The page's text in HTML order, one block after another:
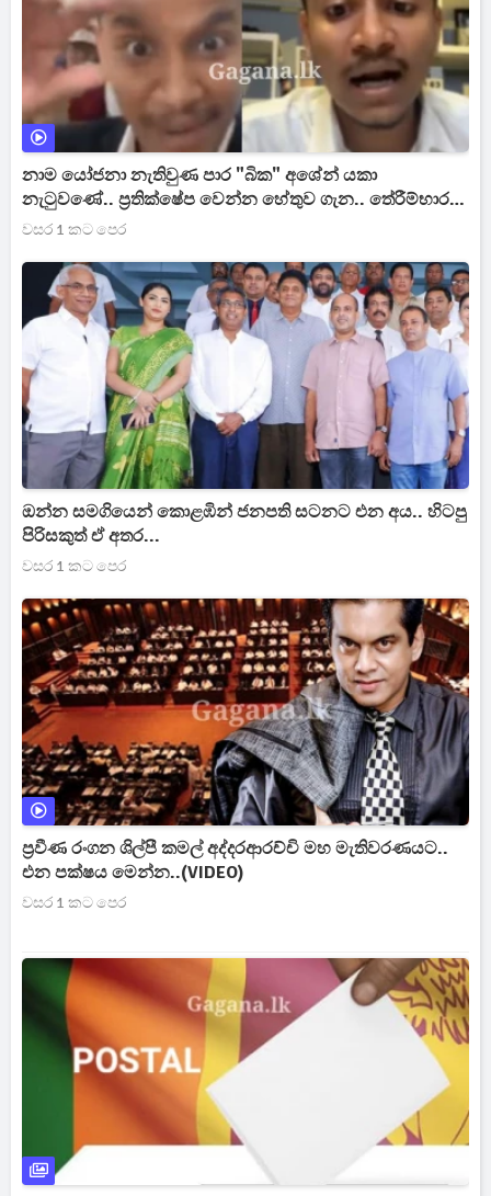
නාම යෝජනා නැතිවුණ පාර "බික" අශේන් යකා
නැටුවණේ.. ප්‍රතික්ෂේප වෙන්න හේතුව ගැන.. තේරීම්භාර
නිළධාරීවරයා කීව දෙය මෙන්න..(VIDEO)
වසර 1 කට පෙර
ඔන්න සමගියෙන් කොළඹින් ජනපති සටනට එන අය.. හිටපු
පිරිසකුත් ඒ අතර...
වසර 1 කට පෙර
ප්‍රවීණ රංගන ශිල්පී කමල් අද්දරආරච්චි මහ මැතිවරණයට..
එන පක්ෂය මෙන්න..(VIDEO)
වසර 1 කට පෙර